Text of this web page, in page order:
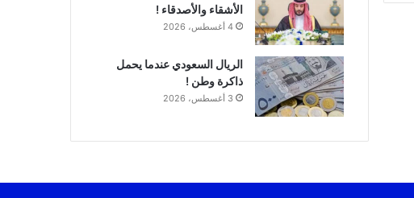
الأشقاء والأصدقاء !
4 أغسطس، 2026
الريال السعودي عندما يحمل
ذاكرة وطن !
3 أغسطس، 2026